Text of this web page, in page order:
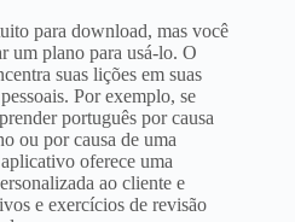
para download, mas você
um plano para usá-lo. O
suas lições em suas
Por exemplo, se
português por causa
ou por causa de uma
oferece uma
ao cliente e
e exercícios de revisão